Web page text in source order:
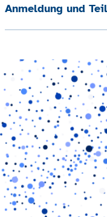
Anmeldung und